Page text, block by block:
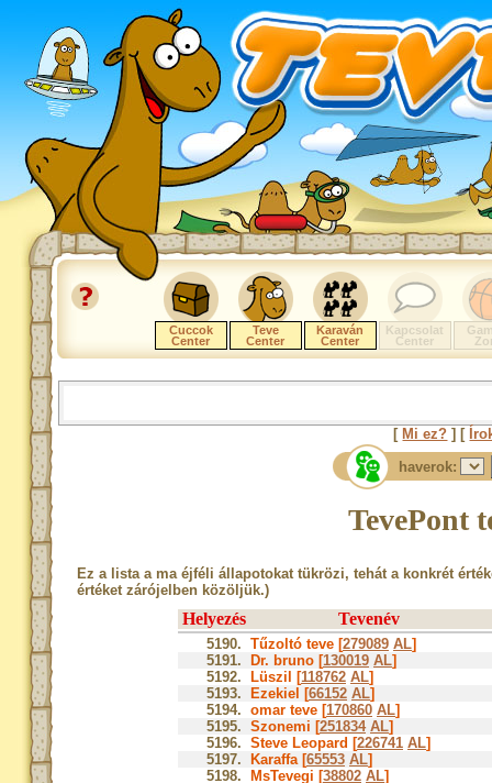
Cuccok
Center
Teve
Center
Karaván
Center
Kapcsolat
Center
[ Mi ez? ] [
haverok:
TevePont
Ez a lista a ma éjféli állapotokat tükrözi, tehát a konkrét
értéket zárójelben közöljük.)
Helyezés Tevenév
5190. Tűzoltó teve [279089 AL]
5191.
Dr. bruno [130019 AL]
5192.
Lüszil [118762 AL]
5193.
Ezekiel [66152 AL]
5194. omar teve [170860 AL]
5195. Szonemi [251834 AL]
5196. Steve Leopard [226741 AL]
5197.
Karaffa [65553 AL]
5198.
MsTevegi [38802 AL]